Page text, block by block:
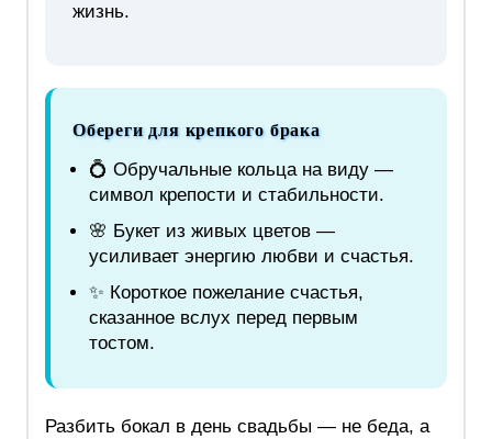
жизнь.
Обереги для крепкого брака
💍 Обручальные кольца на виду —
символ крепости и стабильности.
🌸 Букет из живых цветов —
усиливает энергию любви и счастья.
✨ Короткое пожелание счастья,
сказанное вслух перед первым
тостом.
Разбить бокал в день свадьбы — не беда, а